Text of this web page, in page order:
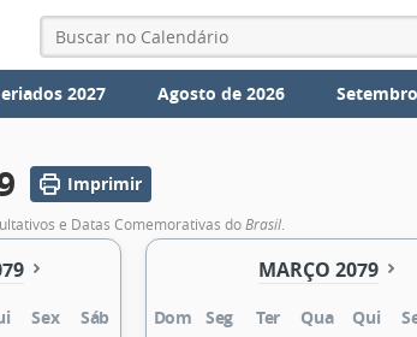
2027 Agosto de 2026
Imprimir
e Datas Comemorativas do Brasil.
Sex Sáb
MARÇO 2079
Dom Seg Ter Qua Qui